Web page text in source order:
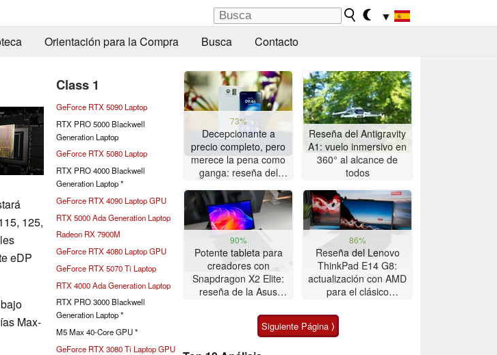
▼
Orientación para la Compra Busca Contacto
125,
eDP
Max-
Class 1
GeForce RTX 5090 Laptop
RTX PRO 5000 Blackwell
Generation Laptop
GeForce RTX 5080 Laptop
RTX PRO 4000 Blackwell
Generation Laptop *
GeForce RTX 4090 Laptop GPU
RTX 5000 Ada Generation Laptop
Radeon RX 7900M
GeForce RTX 4080 Laptop GPU
GeForce RTX 5070 Ti Laptop
RTX 4000 Ada Generation Laptop
RTX PRO 3000 Blackwell
Generation Laptop *
M5 Max 40-Core GPU *
GeForce RTX 3080 Ti Laptop GPU
73%
Decepcionante a
precio completo, pero
merece la pena como
ganga: reseña del
Moto G47
Reseña del Antigravity
A1: vuelo inmersivo en
360° al alcance de
todos
90%
Potente tableta para
creadores con
Snapdragon X2 Elite:
reseña de la Asus
86%
Reseña del Lenovo
ThinkPad E14 G8:
actualización con AMD
para el clásico
autonomía
Siguiente Página ⟩